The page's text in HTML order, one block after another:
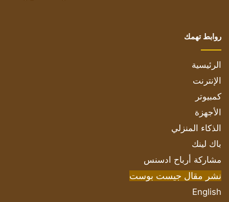
روابط تهمك
الرئيسية
الإنترنت
كمبيوتر
الأجهزة
الذكاء المنزلي
باك لينك
مشاركة أرباح ادسنس
نشر مقال جيست بوست
English